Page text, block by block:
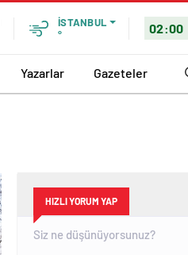
İSTANBUL
°
02:00
Yazarlar Gazeteler
HIZLI YORUM YAP